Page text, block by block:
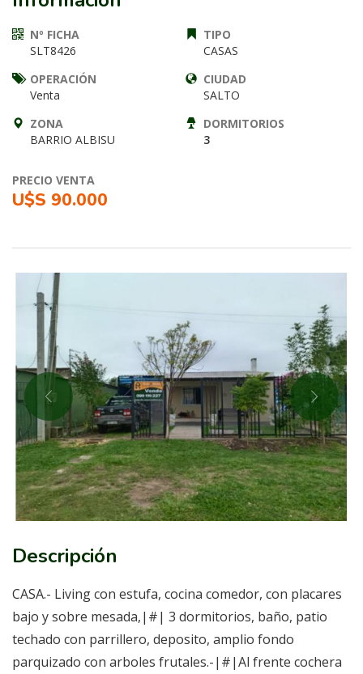
Nº FICHA
SLT8426
TIPO
CASAS
OPERACIÓN
Venta
CIUDAD
SALTO
ZONA
BARRIO ALBISU
DORMITORIOS
3
PRECIO VENTA
U$S 90.000
Descripción
CASA.- Living con estufa, cocina comedor, con placares
bajo y sobre mesada,|#| 3 dormitorios, baño, patio
techado con parrillero, deposito, amplio fondo
parquizado con arboles frutales.-|#|Al frente cochera